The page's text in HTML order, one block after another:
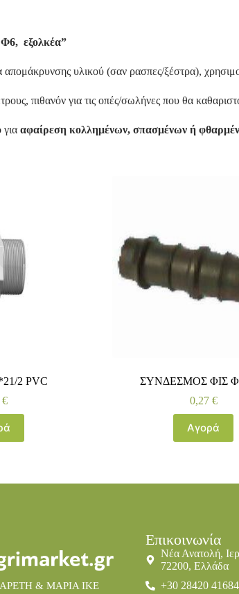
εξολκέα”
απομάκρυνσης υλικού (σαν ρασπες/ξέστρα),
πιθανόν για τις οπές/σωλήνες που θα
αφαίρεση κολλημένων, σπασμένων ή
2 PVC
€
ΣΥΝΔΕΣΜΟΣ ΦΙΣ
0,27 €
Αγορά
& ΜΑΡΙΑ IKE
Επικοινωνία
Νέα Ανατολή,
72200, Ελλάδα
+30 28420 41684